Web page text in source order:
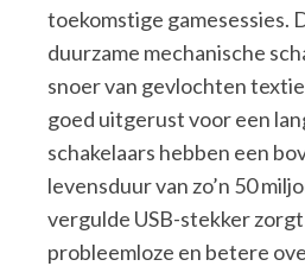
toekomstige gamesessies.
duurzame mechanische
snoer van gevlochten
goed uitgerust voor een
schakelaars hebben een
levensduur van zo’n 50
vergulde USB-stekker
probleemloze en betere